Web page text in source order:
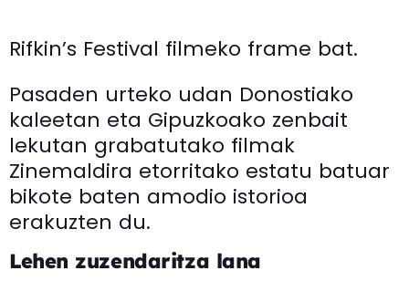
Rifkin’s Festival filmeko frame bat.
Pasaden urteko udan Donostiako
kaleetan eta Gipuzkoako zenbait
lekutan grabatutako filmak
Zinemaldira etorritako estatu batuar
bikote baten amodio istorioa
erakuzten du.
Lehen zuzendaritza lana